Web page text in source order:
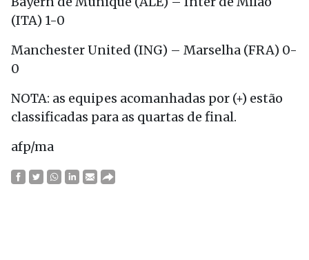
(ITA) 1-0
Manchester United (ING) – Marselha (FRA) 0-
0
NOTA: as equipes acomanhadas por (+) estão
classificadas para as quartas de final.
afp/ma